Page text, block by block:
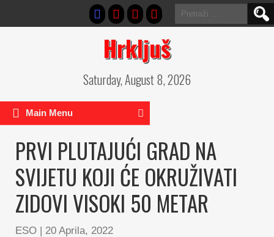
Pretraga:
Hrkljuš
Saturday, August 8, 2026
Main Menu
PRVI PLUTAJUĆI GRAD NA
SVIJETU KOJI ĆE OKRUŽIVATI
ZIDOVI VISOKI 50 METAR
ESO | 20 Aprila, 2022